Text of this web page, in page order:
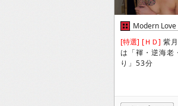
Modern Love
[特選] [ＨＤ] 紫
は「褌・逆海老
り」53分